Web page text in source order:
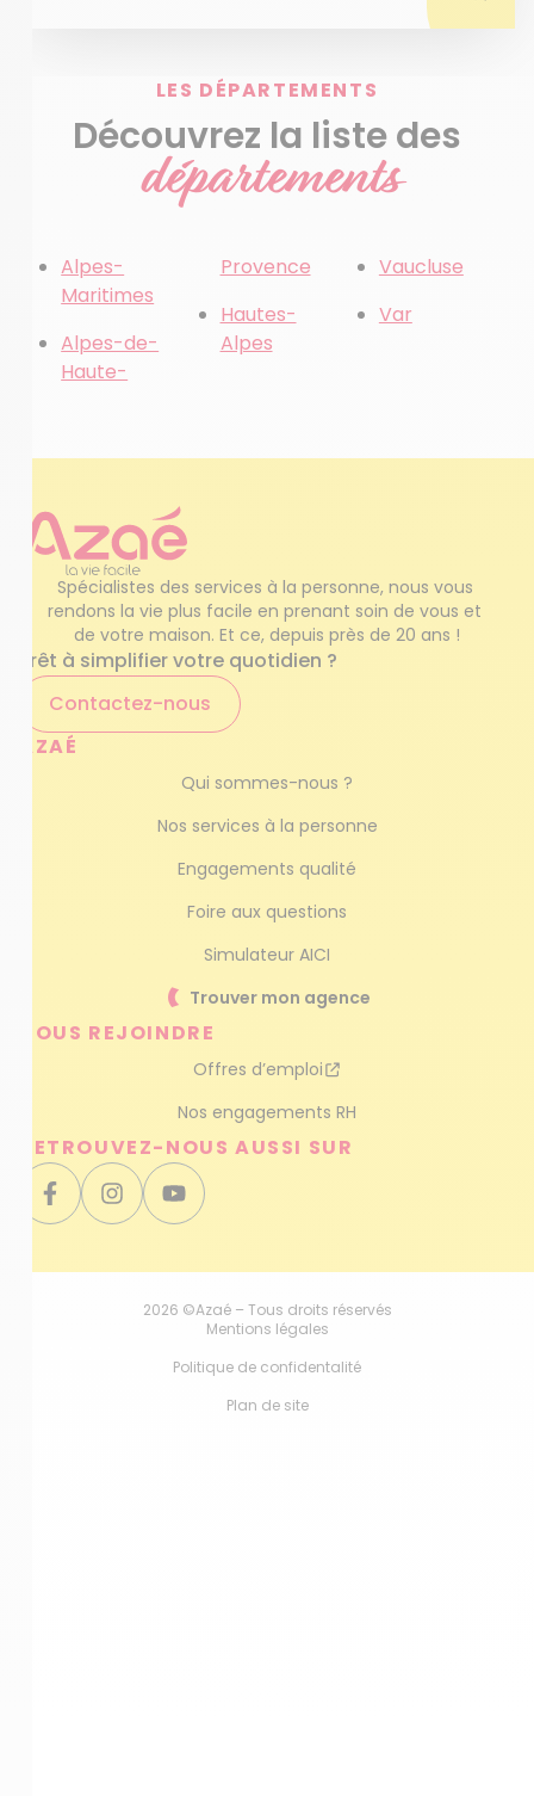
LES DÉPARTEMENTS
Découvrez la liste des
départements
Alpes-
Maritimes
Alpes-de-
Haute-
Provence
Hautes-
Alpes
Vaucluse
Var
Spécialistes des services à la personne, nous vous
rendons la vie plus facile en prenant soin de vous et
de votre maison. Et ce, depuis près de 20 ans !
Prêt à simplifier votre quotidien ?
Contactez-nous
AZAÉ
Qui sommes-nous ?
Nos services à la personne
Engagements qualité
Foire aux questions
Simulateur AICI
Trouver mon agence
NOUS REJOINDRE
Offres d’emploi
Nos engagements RH
RETROUVEZ-NOUS AUSSI SUR
2026 ©Azaé – Tous droits réservés
Mentions légales
Politique de confidentalité
Plan de site